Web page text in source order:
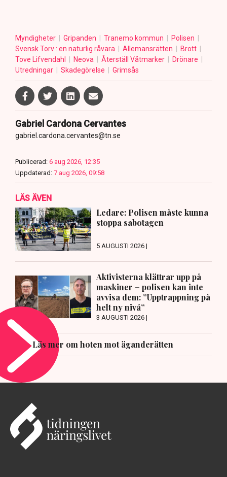
Myndigheter Gripanden Tranemo kommun
Polisen
Svensk Torv : en naturlig råvara
Allemansrätten
Brott
Tove Lifvendahl
Neova Återställ Våtmarker
Drönare
Utredningar
Skadegörelse Grimsås
Gabriel Cardona Cervantes
gabriel.cardona.cervantes@tn.se
Publicerad: 6 aug 2026, 12:35
Uppdaterad: 7 aug 2026, 09:58
LÄS ÄVEN
Ledare: Polisen måste kunna
stoppa sabotagen
5 AUGUSTI 2026 |
Aktivisterna klättrar upp på
maskiner – polisen kan inte
avvisa dem: ”Upptrappning på
helt ny nivå”
3 AUGUSTI 2026 |
Läs mer om hoten mot äganderätten